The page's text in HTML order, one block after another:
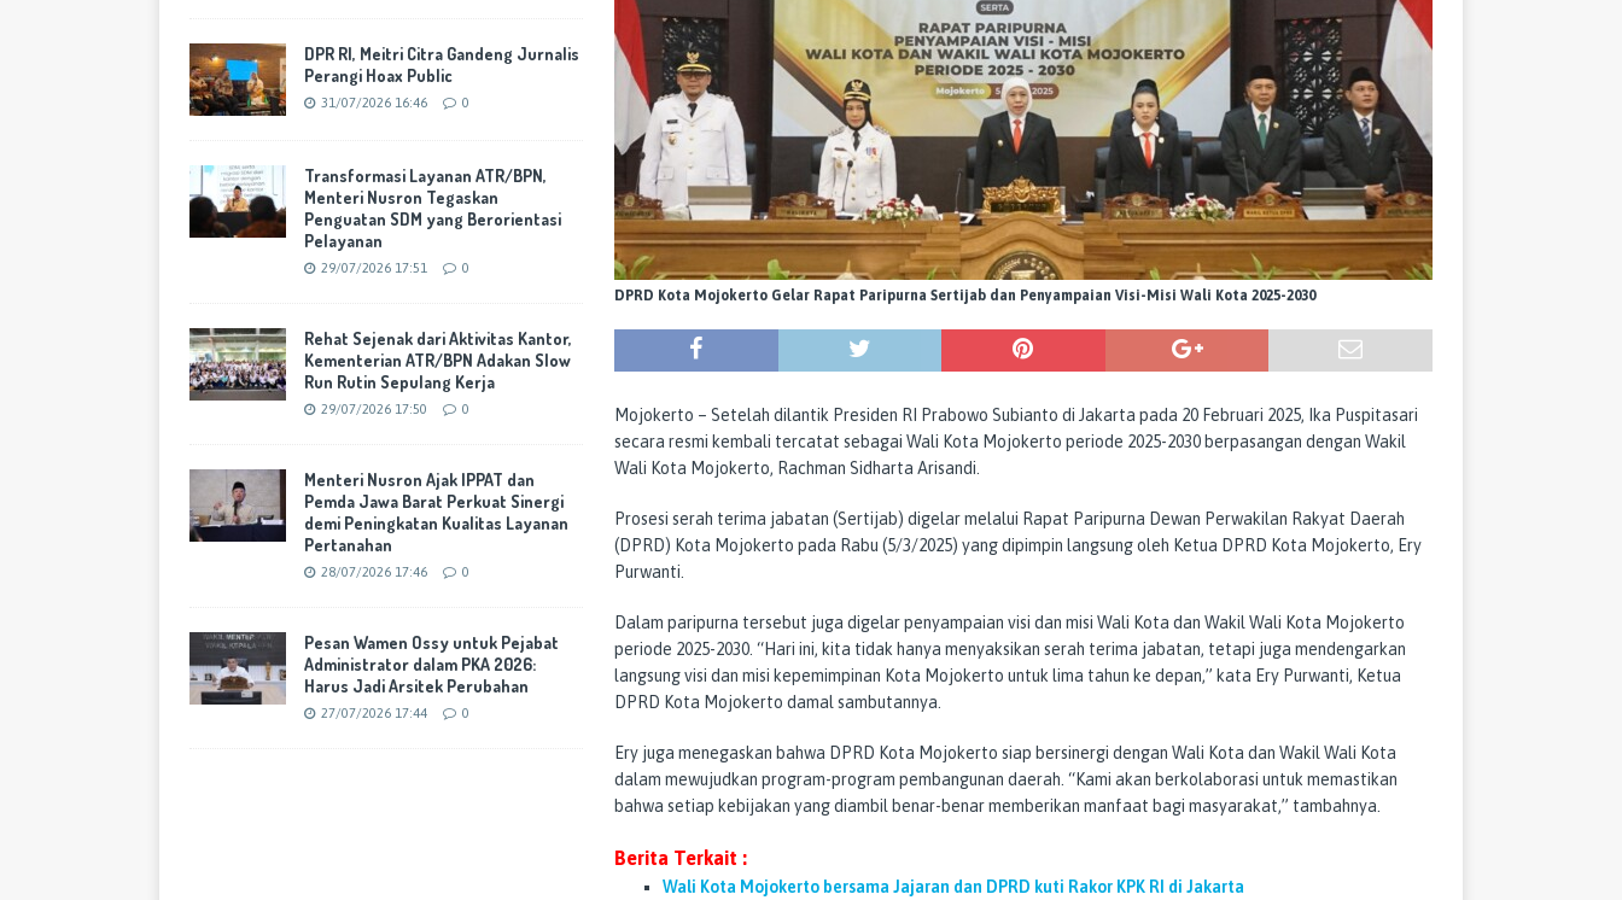
DPRD Kota Mojokerto Gelar Rapat Paripurna Sertijab dan Penyampaian Visi-Misi Wali Kota 2025-2030
Mojokerto – Setelah dilantik Presiden RI Prabowo Subianto di Jakarta pada 20 Februari 2025, Ika Puspitasari
secara resmi kembali tercatat sebagai Wali Kota Mojokerto periode 2025-2030 berpasangan dengan Wakil
Wali Kota Mojokerto, Rachman Sidharta Arisandi.
Prosesi serah terima jabatan (Sertijab) digelar melalui Rapat Paripurna Dewan Perwakilan Rakyat Daerah
(DPRD) Kota Mojokerto pada Rabu (5/3/2025) yang dipimpin langsung oleh Ketua DPRD Kota Mojokerto, Ery
Purwanti.
Dalam paripurna tersebut juga digelar penyampaian visi dan misi Wali Kota dan Wakil Wali Kota Mojokerto
periode 2025-2030. “Hari ini, kita tidak hanya menyaksikan serah terima jabatan, tetapi juga mendengarkan
langsung visi dan misi kepemimpinan Kota Mojokerto untuk lima tahun ke depan,” kata Ery Purwanti, Ketua
DPRD Kota Mojokerto damal sambutannya.
Ery juga menegaskan bahwa DPRD Kota Mojokerto siap bersinergi dengan Wali Kota dan Wakil Wali Kota
dalam mewujudkan program-program pembangunan daerah. “Kami akan berkolaborasi untuk memastikan
bahwa setiap kebijakan yang diambil benar-benar memberikan manfaat bagi masyarakat,” tambahnya.
Berita Terkait :
Wali Kota Mojokerto bersama Jajaran dan DPRD kuti Rakor KPK RI di Jakarta
DPR RI, Meitri Citra Gandeng Jurnalis
Perangi Hoax Public
31/07/2026 16:46 0
Transformasi Layanan ATR/BPN,
Menteri Nusron Tegaskan
Penguatan SDM yang Berorientasi
Pelayanan
29/07/2026 17:51 0
Rehat Sejenak dari Aktivitas Kantor,
Kementerian ATR/BPN Adakan Slow
Run Rutin Sepulang Kerja
29/07/2026 17:50 0
Menteri Nusron Ajak IPPAT dan
Pemda Jawa Barat Perkuat Sinergi
demi Peningkatan Kualitas Layanan
Pertanahan
28/07/2026 17:46 0
Pesan Wamen Ossy untuk Pejabat
Administrator dalam PKA 2026:
Harus Jadi Arsitek Perubahan
27/07/2026 17:44 0